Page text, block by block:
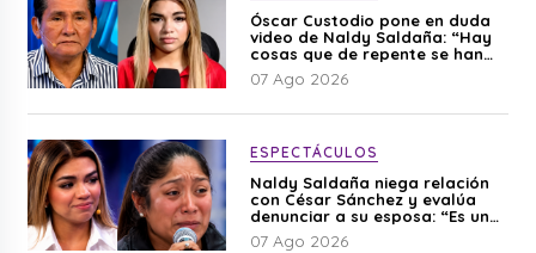
Óscar Custodio pone en duda
video de Naldy Saldaña: “Hay
cosas que de repente se han
editado”
07 Ago 2026
ESPECTÁCULOS
Naldy Saldaña niega relación
con César Sánchez y evalúa
denunciar a su esposa: “Es una
difamación”
07 Ago 2026